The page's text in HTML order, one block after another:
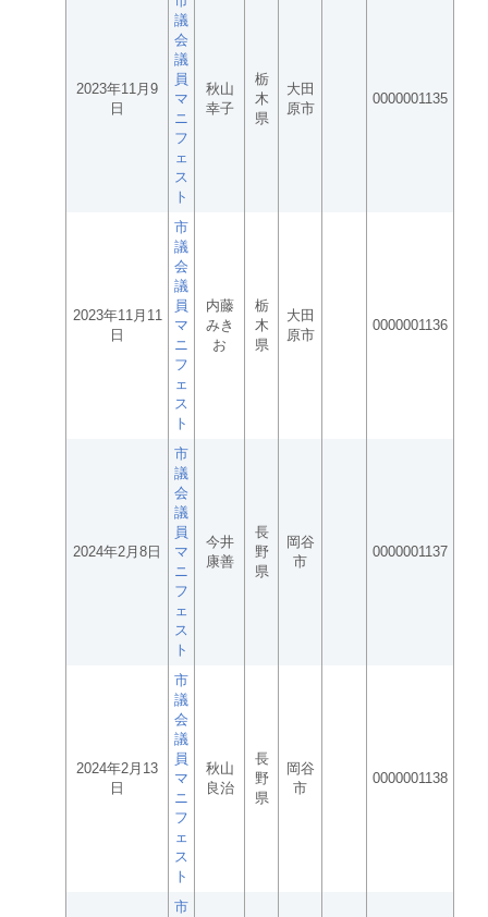
2023年11月9
日
議
会
議
員
マ
ニ
フ
ェ
ス
ト
秋山
幸子
栃
木
県
大田
原市
0000001135
2023年11月11
日
市
議
会
議
員
マ
ニ
フ
ェ
ス
ト
内藤
みき
お
栃
木
県
大田
原市
0000001136
2024年2月8日
市
議
会
議
員
マ
ニ
フ
ェ
ス
ト
今井
康善
長
野
県
岡谷
市
0000001137
2024年2月13
日
市
議
会
議
員
マ
ニ
フ
ェ
ス
ト
秋山
良治
長
野
県
岡谷
市
0000001138
市